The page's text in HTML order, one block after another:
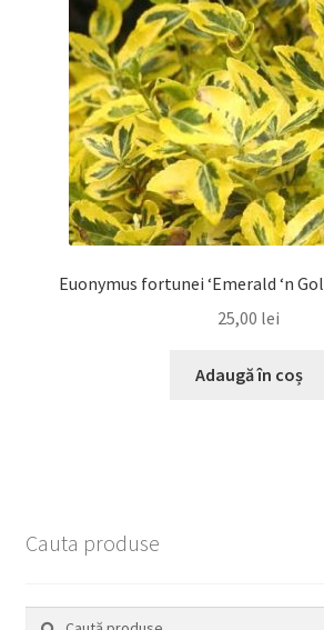
Euonymus fortunei ‘Emerald ‘n
25,00 lei
Adaugă în coș
Cauta produse
Caută
Caută